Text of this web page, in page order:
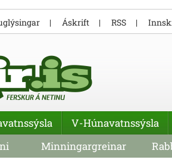
Áskrift RSS
V-Húnavatnssýsla
Minningargreinar